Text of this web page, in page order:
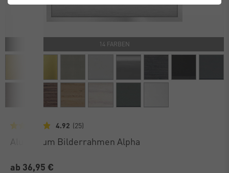
14 FARBEN
4.92 (25)
Aluminium Bilderrahmen Alpha
ab 36,95 €